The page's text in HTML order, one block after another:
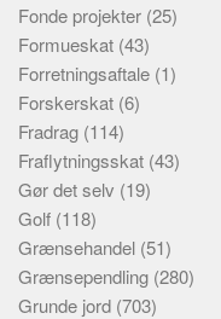
Fonde projekter (25)
Formueskat (43)
Forretningsaftale (1)
Forskerskat (6)
Fradrag (114)
Fraflytningsskat (43)
Gør det selv (19)
Golf (118)
Grænsehandel (51)
Grænsependling (280)
Grunde jord (703)